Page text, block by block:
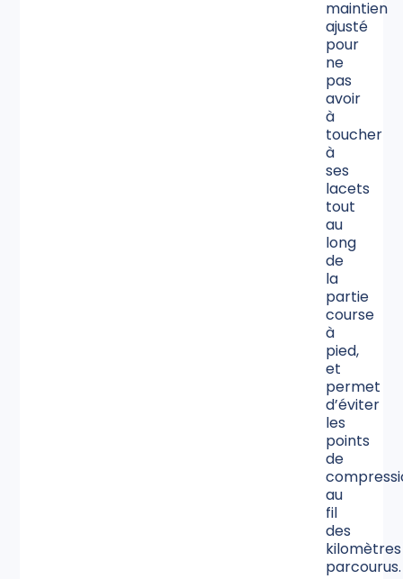
maintien
ajusté
pour
ne
pas
avoir
à
toucher
à
ses
lacets
tout
au
long
de
la
partie
course
à
pied,
et
permet
d’éviter
les
points
de
au
fil
des
kilomètres
parcourus.